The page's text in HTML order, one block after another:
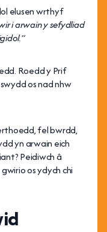
elusen wrthyf
i arwain y sefydliad
Roedd y Prif
os nad nhw
fel bwrdd,
yn arwain eich
Peidiwch â
os ydych chi